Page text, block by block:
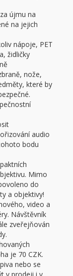
újmu na
na jejich
nápoje, PET
židličky
nože,
které by
audio
bodu
Mimo
do
a objektivy!
video a
Návštěvník
zveřejňován
je 70 CZK.
nebo se